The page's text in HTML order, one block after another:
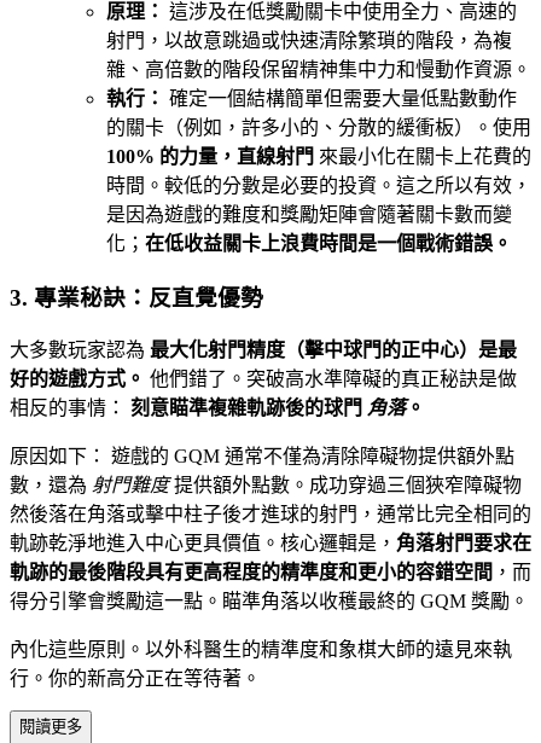
原理： 這涉及在低獎勵關卡中使用全力、高速的
射門，以故意跳過或快速清除繁瑣的階段，為複
雜、高倍數的階段保留精神集中力和慢動作資源。
執行： 確定一個結構簡單但需要大量低點數動作
的關卡（例如，許多小的、分散的緩衝板）。使用
100% 的力量，直線射門 來最小化在關卡上花費的
時間。較低的分數是必要的投資。這之所以有效，
是因為遊戲的難度和獎勵矩陣會隨著關卡數而變
化； 在低收益關卡上浪費時間是一個戰術錯誤。
3. 專業秘訣：反直覺優勢
大多數玩家認為 最大化射門精度（擊中球門的正中心）是最
好的遊戲方式。 他們錯了。突破高水準障礙的真正秘訣是做
相反的事情： 刻意瞄準複雜軌跡後的球門 角落。
原因如下： 遊戲的 GQM 通常不僅為清除障礙物提供額外點
數，還為 射門難度提供額外點數。成功穿過三個狹窄障礙物
然後落在角落或擊中柱子後才進球的射門，通常比完全相同的
軌跡乾淨地進入中心更具價值。核心邏輯是， 角落射門要求在
軌跡的最後階段具有更高程度的精準度和更小的容錯空間 ，而
得分引擎會獎勵這一點。瞄準角落以收穫最終的 GQM 獎勵。
內化這些原則。以外科醫生的精準度和象棋大師的遠見來執
行。你的新高分正在等待著。
閱讀更多